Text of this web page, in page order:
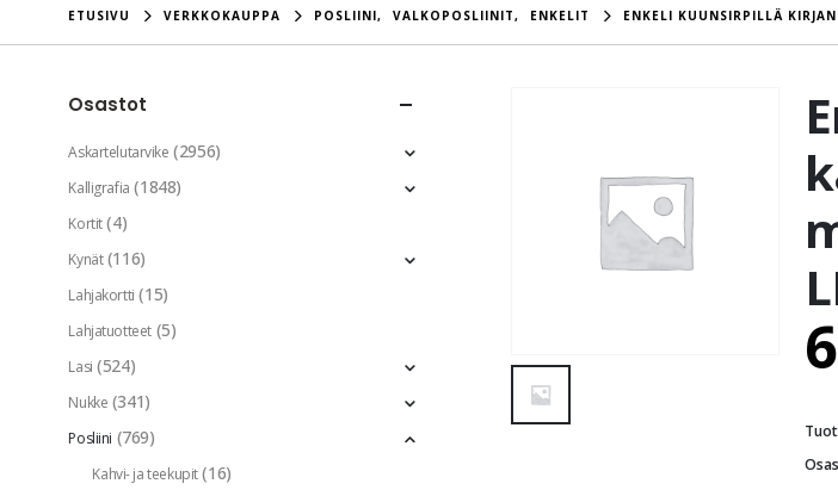
ETUSIVU VERKKOKAUPPA POSLIINI, VALKOPOSLIINIT, ENKELIT ENKELI KUUNSIRPILLÄ
Osastot
Askartelutarvike (2956)
Kalligrafia (1848)
Kortit (4)
Kynät (116)
Lahjakortti (15)
Lahjatuotteet (5)
Lasi (524)
Nukke (341)
Posliini (769)
Kahvi- ja teekupit (16)